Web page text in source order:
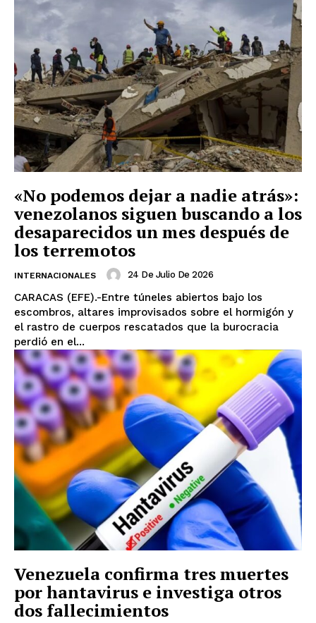
«No podemos dejar a nadie atrás»:
venezolanos siguen buscando a los
desaparecidos un mes después de
los terremotos
INTERNACIONALES 24 De Julio De 2026
CARACAS (EFE).-Entre túneles abiertos bajo los
escombros, altares improvisados sobre el hormigón y
el rastro de cuerpos rescatados que la burocracia
perdió en el...
Venezuela confirma tres muertes
por hantavirus e investiga otros
dos fallecimientos